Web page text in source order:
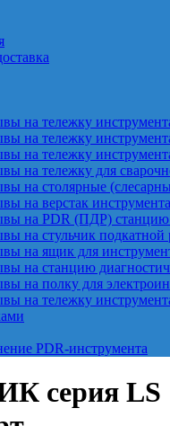
на тележку
на тележку
на тележку
на тележку для
на столярные
на верстак
на PDR (ПДР) станцию
на стульчик
на ящик для
на станцию
на полку для
на тележку
PDR-инструмента
cерия LS